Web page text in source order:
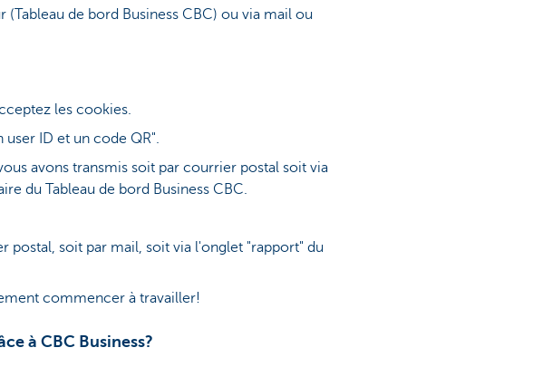
de bord Business CBC) ou via mail ou
les cookies.
user ID et un code QR".
avons transmis soit par courrier postal soit via
du Tableau de bord Business CBC.
postal, soit par mail, soit via l'onglet "rapport" du
commencer à travailler!
à CBC Business?